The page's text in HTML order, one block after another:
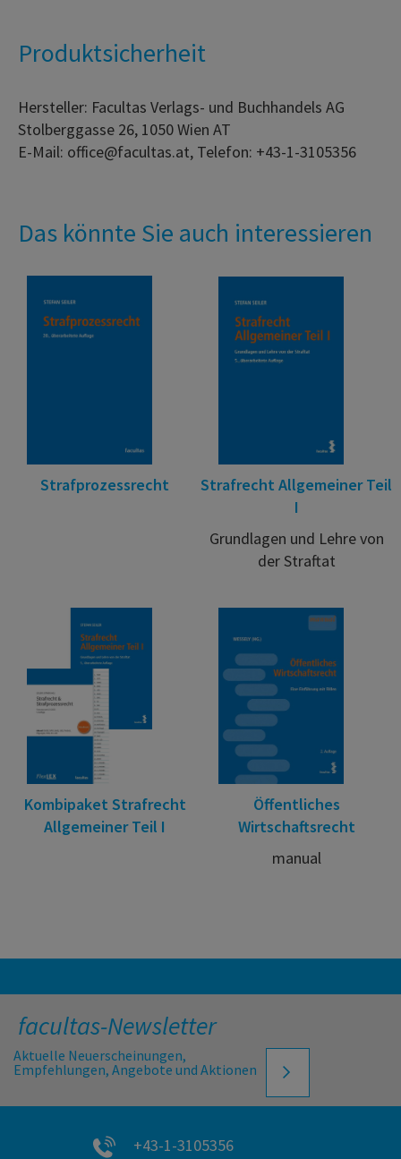
Produktsicherheit
Hersteller: Facultas Verlags- und Buchhandels AG
Stolberggasse 26, 1050 Wien AT
E-Mail: office@facultas.at, Telefon: +43-1-3105356
Das könnte Sie auch interessieren
Strafprozessrecht
Strafrecht Allgemeiner Teil
I
Grundlagen und Lehre von
der Straftat
Kombipaket Strafrecht
Allgemeiner Teil I
Öffentliches
Wirtschaftsrecht
manual
facultas-Newsletter
Aktuelle Neuerscheinungen,
Empfehlungen, Angebote und Aktionen
+43-1-3105356